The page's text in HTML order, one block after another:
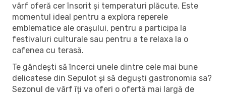
vârf oferă cer însorit și temperaturi plăcute. Este
momentul ideal pentru a explora reperele
emblematice ale orașului, pentru a participa la
festivaluri culturale sau pentru a te relaxa la o
cafenea cu terasă.
Te gândești să încerci unele dintre cele mai bune
delicatese din Sepulot și să deguști gastronomia sa?
Sezonul de vârf îți va oferi o ofertă mai largă de